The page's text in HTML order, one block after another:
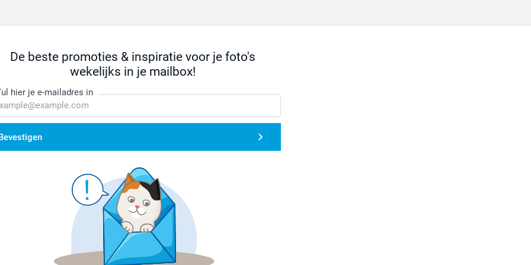
De beste promoties & inspiratie voor je foto's
wekelijks in je mailbox!
hier je e-mailadres in